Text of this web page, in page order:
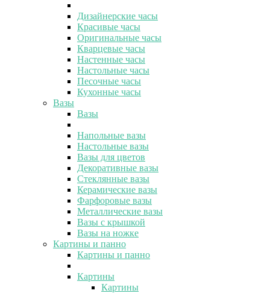
Дизайнерские часы
Красивые часы
Оригинальные часы
Кварцевые часы
Настенные часы
Настольные часы
Песочные часы
Кухонные часы
Вазы
Вазы
Напольные вазы
Настольные вазы
Вазы для цветов
Декоративные вазы
Стеклянные вазы
Керамические вазы
Фарфоровые вазы
Металлические вазы
Вазы с крышкой
Вазы на ножке
Картины и панно
Картины и панно
Картины
Картины